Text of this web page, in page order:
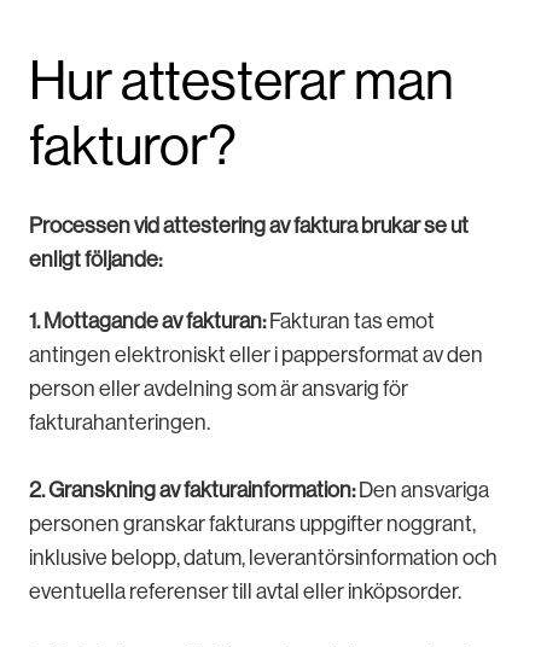
Hur attesterar man
fakturor?
Processen vid attestering av faktura brukar se ut
enligt följande:
1. Mottagande av fakturan:Fakturan tas emot
antingen elektroniskt eller i pappersformat av den
person eller avdelning som är ansvarig för
fakturahanteringen.
2. Granskning av fakturainformation: Den ansvariga
personen granskar fakturans uppgifter noggrant,
inklusive belopp, datum, leverantörsinformation och
eventuella referenser till avtal eller inköpsorder.